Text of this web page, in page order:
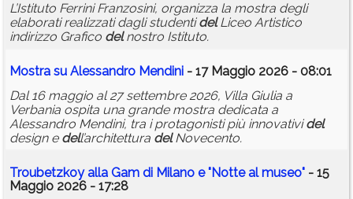
L’Istituto Ferrini Franzosini, organizza la mostra degli
elaborati realizzati dagli studentidelLiceo Artistico
indirizzo Grafico delnostro Istituto.
Mostra su Alessandro Mendini - 17 Maggio 2026 - 08:01
Dal 16 maggio al 27 settembre 2026, Villa Giulia a
Verbania ospita una grande mostra dedicata a
Alessandro Mendini, tra i protagonisti più innovatividel
design e dell’architettura delNovecento.
Troubetzkoy alla Gam di Milano e "Notte almuseo" - 15
Maggio 2026 - 17:28